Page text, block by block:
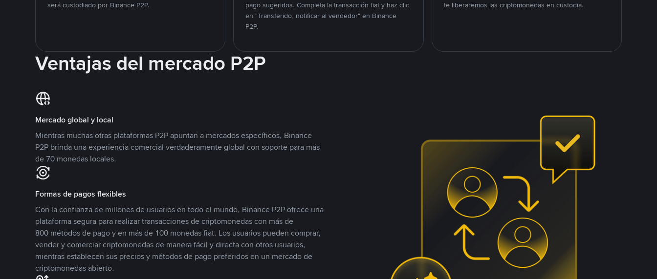
será custodiado por Binance P2P.
pago sugeridos. Completa la transacción fiat y haz clic
en "Transferido, notificar al vendedor" en Binance
P2P.
te liberaremos las criptomonedas en custodia.
Ventajas del mercado P2P
Mercado global y local
Mientras muchas otras plataformas P2P apuntan a mercados específicos, Binance
P2P brinda una experiencia comercial verdaderamente global con soporte para más
de 70 monedas locales.
Formas de pagos flexibles
Con la confianza de millones de usuarios en todo el mundo, Binance P2P ofrece una
plataforma segura para realizar transacciones de criptomonedas con más de
800 métodos de pago y en más de 100 monedas fiat. Los usuarios pueden comprar,
vender y comerciar criptomonedas de manera fácil y directa con otros usuarios,
mientras establecen sus precios y métodos de pago preferidos en un mercado de
criptomonedas abierto.